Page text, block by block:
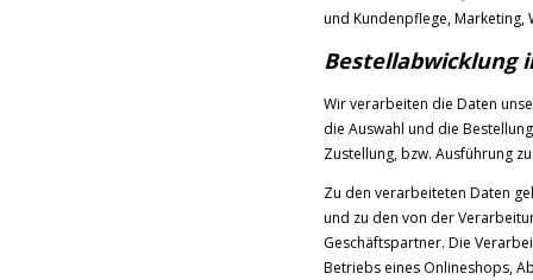
und Kundenpflege,
Bestellabwicklung
Wir verarbeiten die Daten
die Auswahl und die
Zustellung, bzw. Ausführung
Zu den verarbeiteten Daten
und zu den von der
Geschäftspartner. Die
Betriebs eines Onlineshops,